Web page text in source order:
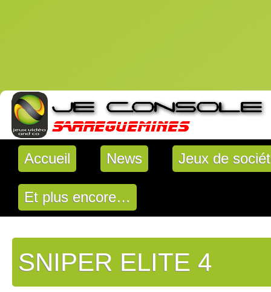
Accueil News Jeux de
Et plus encore…
SNIPER ELITE 4